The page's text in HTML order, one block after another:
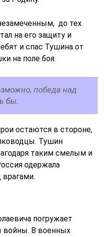
до тех
на его защиту и
и спас Тушина от
на поле боя.
победа над
бы.
остаются в стороне,
Тушин
таким смелым и
одержала
погружает
войны. В военных